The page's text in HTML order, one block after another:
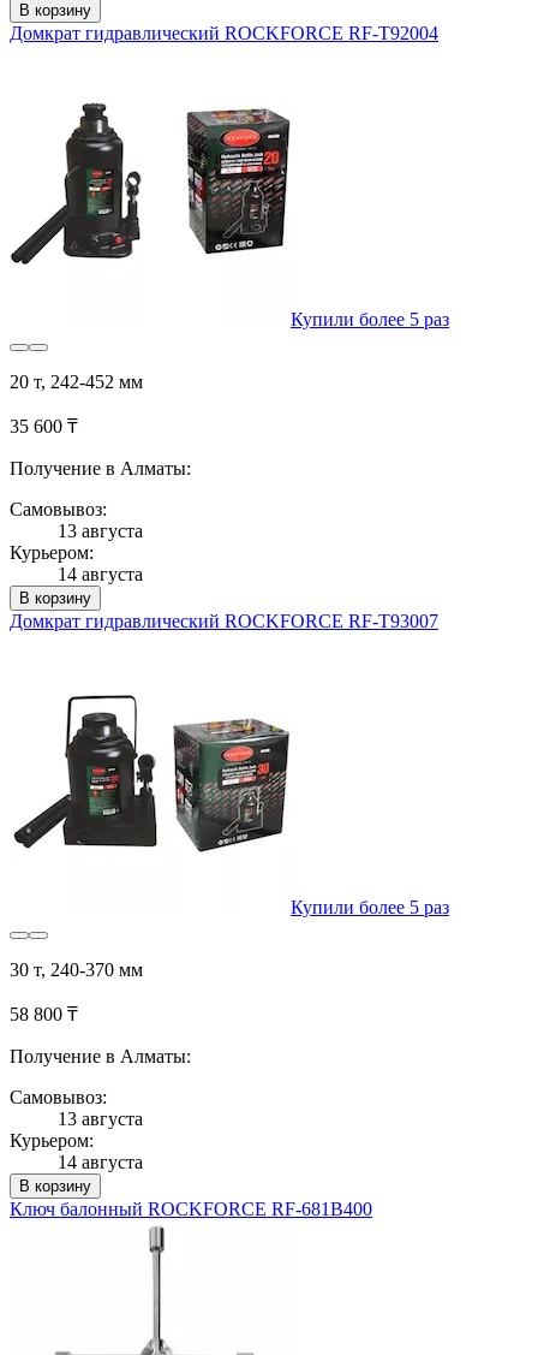
В корзину
Домкрат гидравлический ROCKFORCE RF-T92004
Купили более 5 раз
20 т, 242-452 мм
35 600 ₸
Получение в Алматы:
Самовывоз:
13 августа
Курьером:
14 августа
В корзину
Домкрат гидравлический ROCKFORCE RF-T93007
Купили более 5 раз
30 т, 240-370 мм
58 800 ₸
Получение в Алматы:
Самовывоз:
13 августа
Курьером:
14 августа
В корзину
Ключ балонный ROCKFORCE RF-681B400